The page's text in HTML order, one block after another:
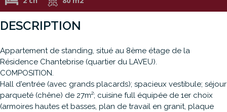
DESCRIPTION
Appartement de standing, situé au 8ème étage de la
Résidence Chantebrise (quartier du LAVEU).
COMPOSITION.
Hall d'entrée (avec grands placards); spacieux vestibule; séjour
parqueté (chêne) de 27m²; cuisine full équipée de 1er choix
(armoires hautes et basses, plan de travail en granit, plaque